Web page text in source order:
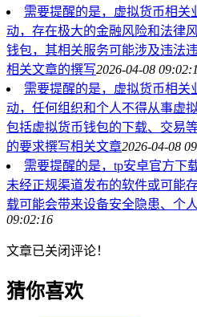
需要提醒的是，虚拟货币相关
动，存在极大的金融风险和法律
钱包，其相关服务可能涉及违法
相关文章的撰写2026-04-08
需要提醒的是，虚拟货币相关
动，任何组织和个人不得从事虚
包括虚拟货币钱包的下载、交易
的要求撰写相关文章2026-04-08
需要提醒的是，tp安卓官方下
未经正规渠道发布的软件或可能
载可能会带来设备安全隐患、个
09:02:16
文章已关闭评论！
猜你喜欢